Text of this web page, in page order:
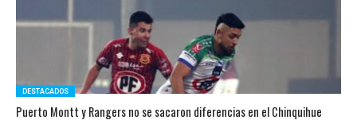
DESTACADOS
Puerto Montt y Rangers no se sacaron diferencias en el Chinquihue